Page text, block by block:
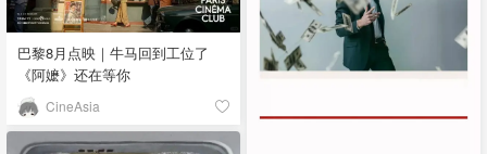
巴黎8月点映｜牛马回到工位了
《阿嬷》还在等你
CineAsia